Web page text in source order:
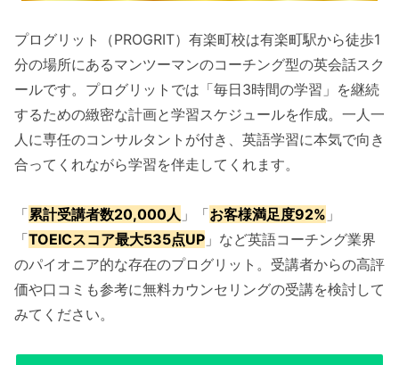
プログリット（PROGRIT）有楽町校は有楽町駅から徒歩1
分の場所にあるマンツーマンのコーチング型の英会話スク
ールです。プログリットでは「毎日3時間の学習」を継続
するための緻密な計画と学習スケジュールを作成。一人一
人に専任のコンサルタントが付き、英語学習に本気で向き
合ってくれながら学習を伴走してくれます。
「累計受講者数20,000人 」「お客様満足度92% 」
「TOEICスコア最大535点UP 」など英語コーチング業界
のパイオニア的な存在のプログリット。受講者からの高評
価や口コミも参考に無料カウンセリングの受講を検討して
みてください。